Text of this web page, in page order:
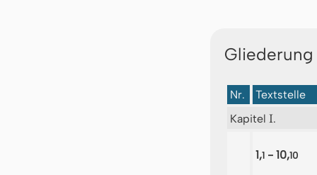
Nr.
Textstelle
Kapitel I.
1,1- 10,10